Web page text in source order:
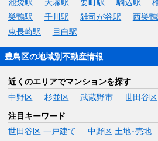
池袋駅 大塚駅 要町駅 駒込駅
巣鴨駅
千川駅 雑司が谷駅 西巣
東長崎駅
目白駅
豊島区の地域別不動産情報
近くのエリアでマンションを探す
中野区
杉並区 武蔵野市 世田谷区
注目キーワード
世田谷区 一戸建て
中野区 土地･売地